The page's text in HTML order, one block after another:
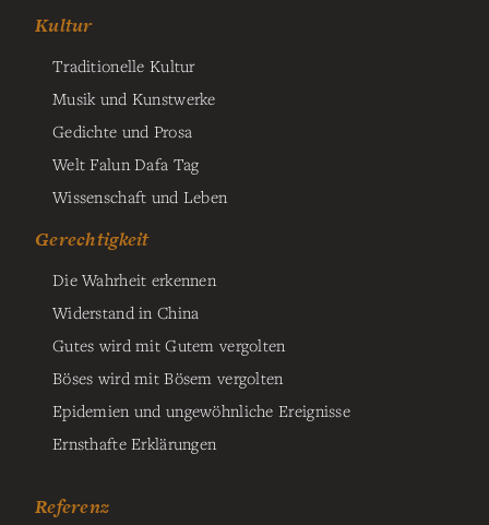
Kultur
Traditionelle Kultur
Musik und Kunstwerke
Gedichte und Prosa
Welt Falun Dafa Tag
Wissenschaft und Leben
Gerechtigkeit
Die Wahrheit erkennen
Widerstand in China
Gutes wird mit Gutem vergolten
Böses wird mit Bösem vergolten
Epidemien und ungewöhnliche Ereignisse
Ernsthafte Erklärungen
Referenz